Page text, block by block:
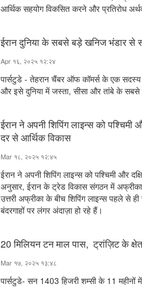
आर्थिक सहयोग विकसित करने और प्रतिरोध
ईरान दुनिया के सबसे बड़े खनिज भंडार से
Apr १६, २०२५ १२:२४
पार्सटुडे - तेहरान चैंबर ऑफ कॉमर्स के एक
और इसे दुनिया में जस्ता, सीसा और तांबे के
ईरान ने अपनी शिपिंग लाइन्स को
दर से आर्थिक विकास
Mar १८, २०२५ १२:४५
ईरान ने अपनी शिपिंग लाइन्स को पश्चिमी और
अनुसार, ईरान के ट्रेड विकास संगठन में अफ्रीका
उत्तरी अफ्रीका के बीच शिपिंग लाइन्स पहले से
बंदरगाहों पर लंगर अंदाज़ा हो रहे हैं।
20 मिलियन टन माल पास, ट्रांज़िट के
Mar १७, २०२५ १३:४८
पार्सटुडे- सन 1403 हिजरी शम्सी के 11 महीनों